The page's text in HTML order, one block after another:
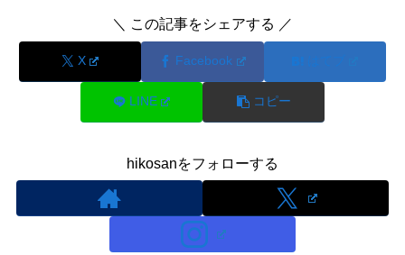
＼ この記事をシェアする ／
X Facebook
LINE コピー
hikosanをフォローする